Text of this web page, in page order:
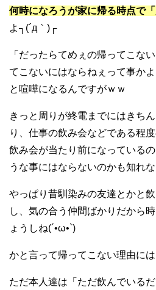
何時になろうが家に帰る時点で
よ┐(´д｀)┌
「だったらてめぇの帰ってこな
てこないにはならねぇって事かよ
と喧嘩になるんですがｗｗ
きっと周りが終電までにはきち
り、仕事の飲み会などである程
飲み会が当たり前になっている
うな事にはならないのかも知れ
やっぱり昔馴染みの友達とかと
し、気の合う仲間ばかりだから
ょうしね(´•ω•`)
かと言って帰ってこない理由に
ただ本人達は「ただ飲んでいる